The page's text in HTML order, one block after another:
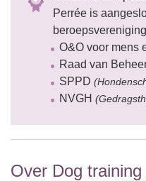
Perrée is
O&O voor mens
Raad van
SPPD
NVGH
Over Dog